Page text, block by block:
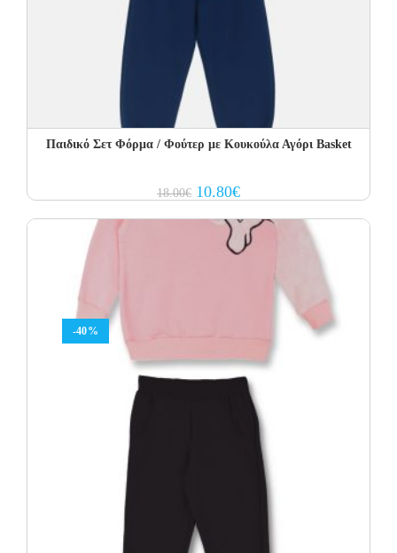
Παιδικό Σετ Φόρμα / Φούτερ με Κουκούλα Αγόρι Basket
18.00€ Original
price
18.00€.
10.80€Current
price
10.80€.
-40%